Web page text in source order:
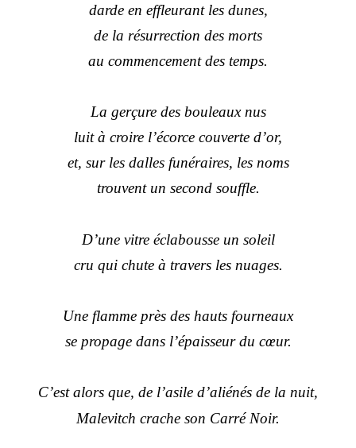
darde en effleurant les dunes,
de la résurrection des morts
au commencement des temps.
La gerçure des bouleaux nus
luit à croire l’écorce couverte d’or,
et, sur les dalles funéraires, les noms
trouvent un second souffle.
D’une vitre éclabousse un soleil
cru qui chute à travers les nuages.
Une flamme près des hauts fourneaux
se propage dans l’épaisseur du cœur.
C’est alors que, de l’asile d’aliénés de la nuit,
Malevitch crache son Carré Noir.